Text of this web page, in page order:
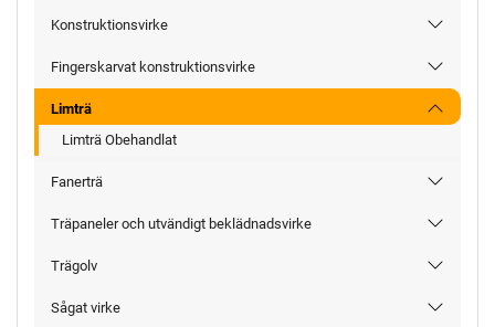
Konstruktionsvirke
Fingerskarvat konstruktionsvirke
Limträ
Limträ Obehandlat
Fanerträ
Träpaneler och utvändigt beklädnadsvirke
Trägolv
Sågat virke